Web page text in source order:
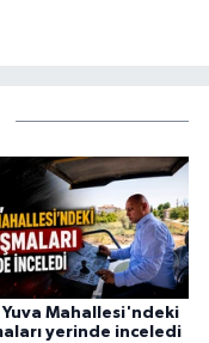
Mahallesi'ndeki
yerinde inceledi